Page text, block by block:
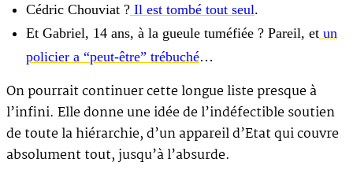
Cédric Chouviat ? Il est tombé tout seul.
Et Gabriel, 14 ans, à la gueule tuméfiée ? Pareil, et un
policier a “peut-être” trébuché…
On pourrait continuer cette longue liste presque à
l’infini. Elle donne une idée de l’indéfectible soutien
de toute la hiérarchie, d’un appareil d’Etat qui couvre
absolument tout, jusqu’à l’absurde.